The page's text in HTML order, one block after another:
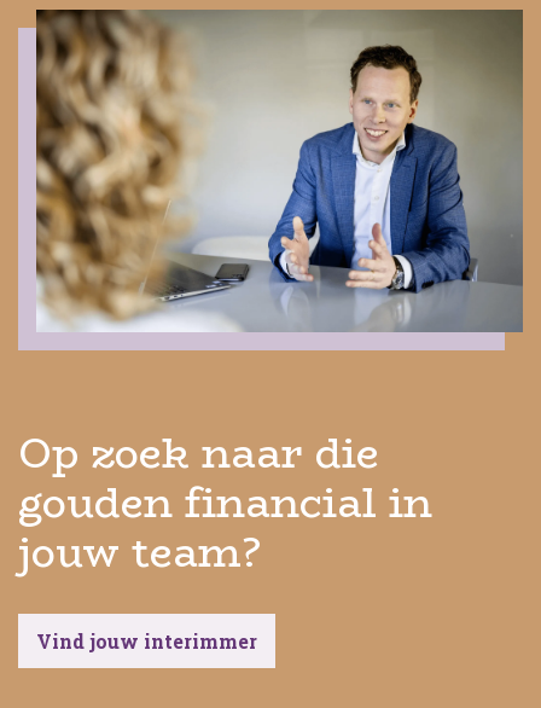
Op zoek naar die
gouden financial in
jouw team?
Vind jouw interimmer